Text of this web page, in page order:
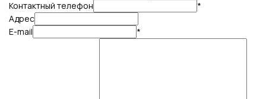
Контактный телефон
*
Адрес
E-mail
*